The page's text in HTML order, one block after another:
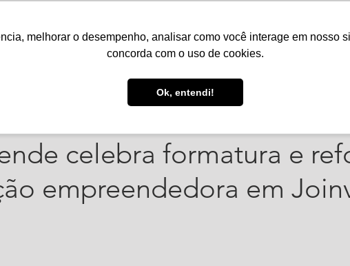
melhorar o desempenho, analisar como você interage em nosso
concorda com o uso de cookies.
Ok, entendi!
Serviços Notícias Agenda
celebra formatura e
empreendedora em
2 min de leitura